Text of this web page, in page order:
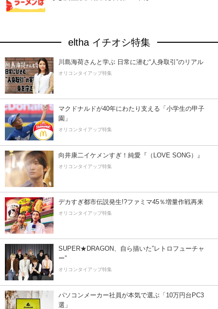
eltha イチオシ特集
川島海荷さんと学ぶ 日常に潜む“人身取引”のリアル
オリコンタイアップ特集
マクドナルドが40年にわたり支える「小学生の甲子
園」
オリコンタイアップ特集
向井康二イケメンすぎ！純愛『（LOVE SONG）』
オリコンタイアップ特集
デカすぎ都市伝説発生!?ファミマ45％増量作戦再来
オリコンタイアップ特集
SUPER★DRAGON、自ら描いた”レトロフューチャ
ー”
オリコンタイアップ特集
パソコンメーカー社員が本気で選ぶ「10万円台PC3
選」